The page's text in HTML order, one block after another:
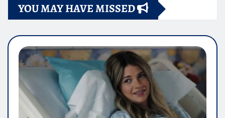
articoli
YOU MAY HAVE MISSED